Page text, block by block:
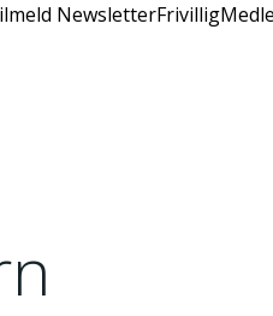
NewsletterFrivillig